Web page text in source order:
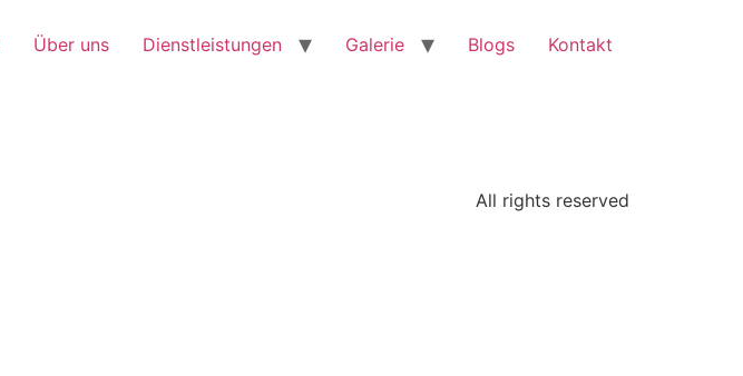
Über uns Dienstleistungen Galerie Blogs Kontakt
All rights reserved